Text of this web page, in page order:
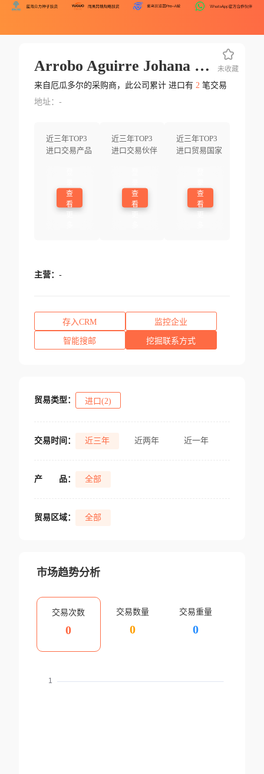
Arrobo Aguirre Johana Maribel
来自厄瓜多尔的采购商，此公司累计 进口有 2笔交易
地址：-
近三年TOP3
进口交易产品
查
看
近三年TOP3
进口交易伙伴
查
看
近三年TOP3
进口贸易国家
查
看
未收藏
主营： -
存入CRM 监控企业
智能搜邮 挖掘联系方式
贸易类型： 进口(2)
交易时间： 近三年 近两年 近一年
产 品： 全部
贸易区域： 全部
市场趋势分析
交易次数
0
交易数量
0
交易重量
0